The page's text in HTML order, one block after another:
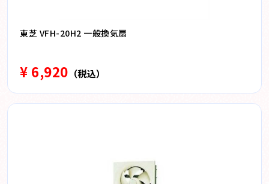
東芝 VFH-20H2 一般換気扇
¥ 6,920 （税込）